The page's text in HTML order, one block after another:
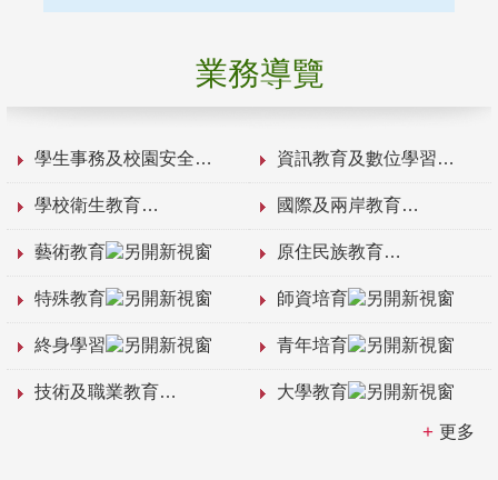
業務導覽
學生事務及校園安全 資訊教育及數位學習
學校衛生教育 國際及兩岸教育
藝術教育 原住民族教育
特殊教育 師資培育
終身學習 青年培育
技術及職業教育 大學教育
更多